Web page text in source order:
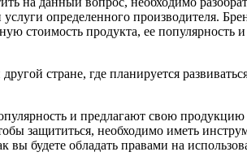
определенного производителя.
стоимость продукта, ее популярность и
стране, где планируется
и предлагают свою
защититься, необходимо иметь
вы будете обладать правами на